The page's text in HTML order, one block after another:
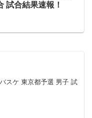
試合結果速報！
スケ 東京都予選 男子 試